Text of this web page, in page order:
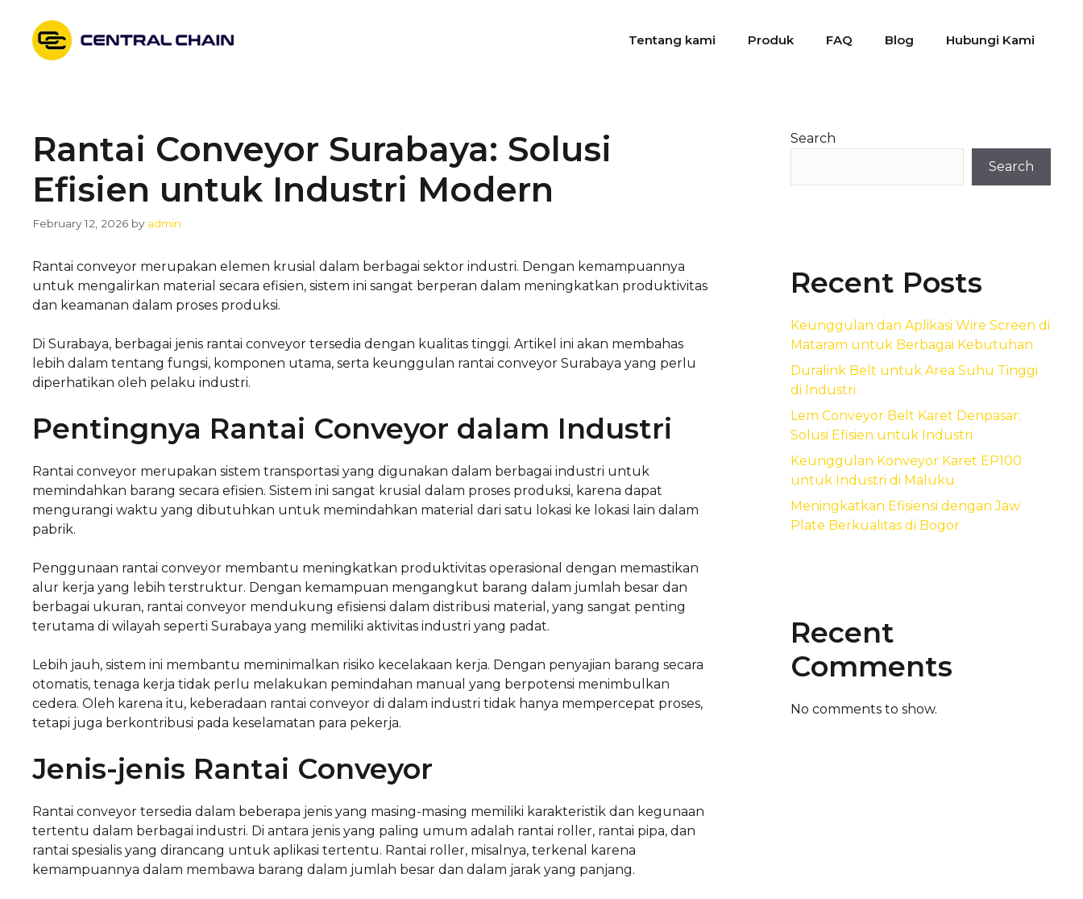
content
Tentang kami Produk FAQ Blog Hubungi Kami
Rantai Conveyor Surabaya: Solusi
Efisien untuk Industri Modern
February 12, 2026 by admin
Rantai conveyor merupakan elemen krusial dalam berbagai sektor industri. Dengan kemampuannya
untuk mengalirkan material secara efisien, sistem ini sangat berperan dalam meningkatkan produktivitas
dan keamanan dalam proses produksi.
Di Surabaya, berbagai jenis rantai conveyor tersedia dengan kualitas tinggi. Artikel ini akan membahas
lebih dalam tentang fungsi, komponen utama, serta keunggulan rantai conveyor Surabaya yang perlu
diperhatikan oleh pelaku industri.
Pentingnya Rantai Conveyor dalam Industri
Rantai conveyor merupakan sistem transportasi yang digunakan dalam berbagai industri untuk
memindahkan barang secara efisien. Sistem ini sangat krusial dalam proses produksi, karena dapat
mengurangi waktu yang dibutuhkan untuk memindahkan material dari satu lokasi ke lokasi lain dalam
pabrik.
Penggunaan rantai conveyor membantu meningkatkan produktivitas operasional dengan memastikan
alur kerja yang lebih terstruktur. Dengan kemampuan mengangkut barang dalam jumlah besar dan
berbagai ukuran, rantai conveyor mendukung efisiensi dalam distribusi material, yang sangat penting
terutama di wilayah seperti Surabaya yang memiliki aktivitas industri yang padat.
Lebih jauh, sistem ini membantu meminimalkan risiko kecelakaan kerja. Dengan penyajian barang secara
otomatis, tenaga kerja tidak perlu melakukan pemindahan manual yang berpotensi menimbulkan
cedera. Oleh karena itu, keberadaan rantai conveyor di dalam industri tidak hanya mempercepat proses,
tetapi juga berkontribusi pada keselamatan para pekerja.
Jenis-jenis Rantai Conveyor
Rantai conveyor tersedia dalam beberapa jenis yang masing-masing memiliki karakteristik dan kegunaan
tertentu dalam berbagai industri. Di antara jenis yang paling umum adalah rantai roller, rantai pipa, dan
rantai spesialis yang dirancang untuk aplikasi tertentu. Rantai roller, misalnya, terkenal karena
kemampuannya dalam membawa barang dalam jumlah besar dan dalam jarak yang panjang.
Search
Search
Recent Posts
Keunggulan dan Aplikasi Wire Screen di
Mataram untuk Berbagai Kebutuhan
Duralink Belt untuk Area Suhu Tinggi
di Industri
Lem Conveyor Belt Karet Denpasar:
Solusi Efisien untuk Industri
Keunggulan Konveyor Karet EP100
untuk Industri di Maluku
Meningkatkan Efisiensi dengan Jaw
Plate Berkualitas di Bogor
Recent
Comments
No comments to show.